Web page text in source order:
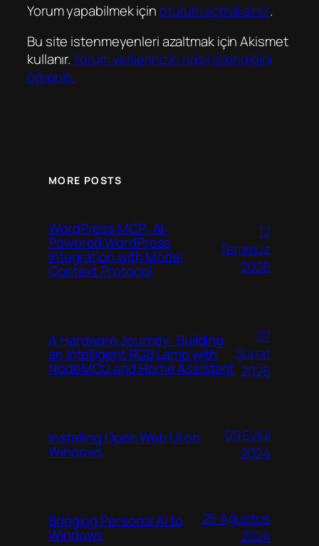
Yorum yapabilmek içinoturum açmalısınız.
Bu site istenmeyenleri azaltmak için Akismet
kullanır.Yorum verilerinizin nasıl işlendiğini
öğrenin.
MORE POSTS
WordPress MCP: AI-
Powered WordPress
Integration with Model
Context Protocol
12
Temmuz
2026
A Hardware Journey: Building
an Intelligent RGB Lamp with
NodeMCU and Home Assistant
07
Şubat
2026
Installing Open Web UI on
Windows
09 Eylül
2024
Bringing Personal AI to
Windows
25 Ağustos
2024